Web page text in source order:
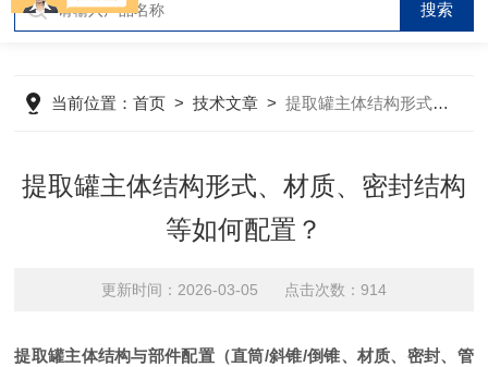
当前位置：首页 >技术文章 >提取罐主体结构形式、材质、密封结构等如何配置？
提取罐主体结构形式、材质、密封结构
等如何配置？
更新时间：2026-03-05 点击次数：914
提取罐主体结构与部件配置（直筒/斜锥/倒锥、材质、密封、管